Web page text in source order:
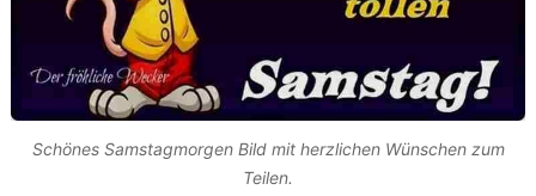
Schönes Samstagmorgen Bild mit herzlichen Wünschen zum
Teilen.